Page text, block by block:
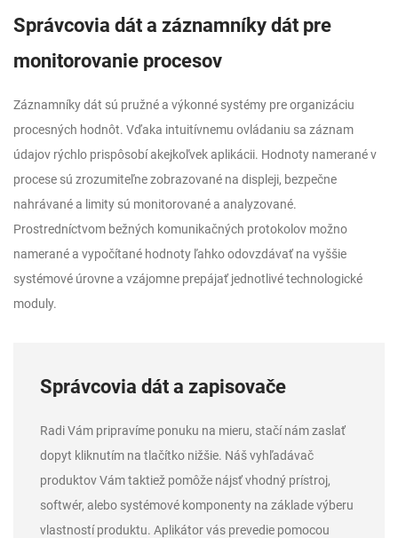
Správcovia dát a záznamníky dát pre
monitorovanie procesov
Záznamníky dát sú pružné a výkonné systémy pre organizáciu
procesných hodnôt. Vďaka intuitívnemu ovládaniu sa záznam
údajov rýchlo prispôsobí akejkoľvek aplikácii. Hodnoty namerané v
procese sú zrozumiteľne zobrazované na displeji, bezpečne
nahrávané a limity sú monitorované a analyzované.
Prostredníctvom bežných komunikačných protokolov možno
namerané a vypočítané hodnoty ľahko odovzdávať na vyššie
systémové úrovne a vzájomne prepájať jednotlivé technologické
moduly.
Správcovia dát a zapisovače
Radi Vám pripravíme ponuku na mieru, stačí nám zaslať
dopyt kliknutím na tlačítko nižšie. Náš vyhľadávač
produktov Vám taktiež pomôže nájsť vhodný prístroj,
softwér, alebo systémové komponenty na základe výberu
vlastností produktu. Aplikátor vás prevedie pomocou